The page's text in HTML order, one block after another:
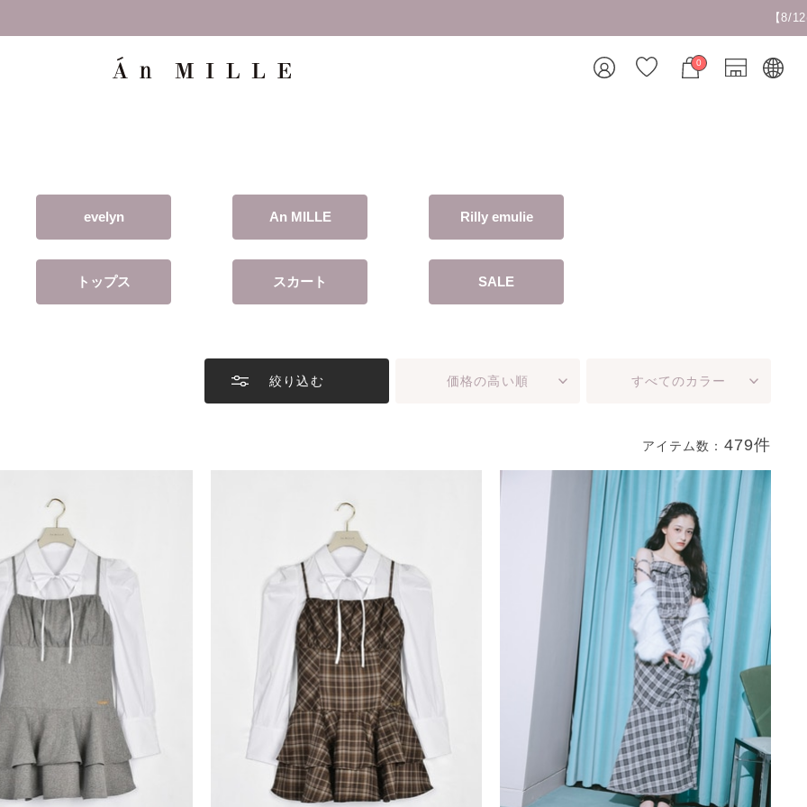
0
evelyn An MILLE Rilly emulie
トップス スカート SALE
絞り込む 価格の高い順 すべてのカラー
アイテム数： 479件